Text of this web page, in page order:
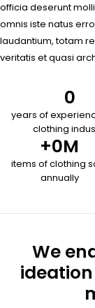
officia deserunt
omnis iste natus
laudantium, totam
veritatis et quasi
years of
clothing
0
items of clothing
annually
+0M
We